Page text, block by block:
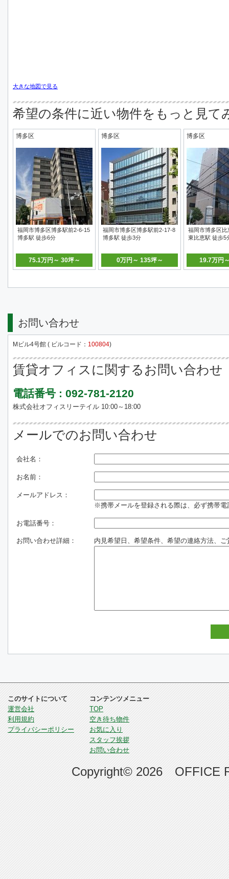
大きな地図で見る
希望の条件に近い物件をもっと見て
博多区
福岡市博多区博多駅前2-6-15
博多駅 徒歩6分
75.1万円～ 30坪～
博多区
福岡市博多区博多駅前2-17-8
博多駅 徒歩3分
0万円～ 135坪～
博多区
福岡市博多区比
東比恵駅 徒歩5
19.7万円
お問い合わせ
Mビル4号館 ( ビルコード： 100804)
賃貸オフィスに関するお問い合わせ
電話番号 : 092-781-2120
株式会社オフィスリーテイル 10:00～18:00
メールでのお問い合わせ
会社名：
お名前：
メールアドレス：
※携帯メールを登録される際は、必ず携帯
お電話番号：
お問い合わせ詳細： 内見希望日、希望条件、希望の連絡方法、ご
このサイトについて
運営会社
利用規約
プライバシーポリシー
コンテンツメニュー
TOP
空き待ち物件
お気に入り
スタッフ挨拶
お問い合わせ
Copyright© 2026 OFFICE